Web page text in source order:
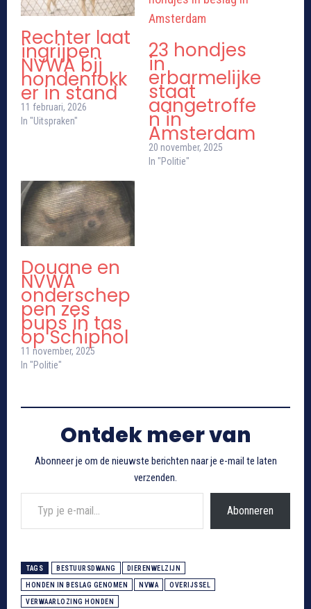
Rechter laat
ingrijpen
NVWA bij
hondenfokk
er in stand
11 februari, 2026
In "Uitspraken"
23 hondjes
in
erbarmelijke
staat
aangetroffe
n in
Amsterdam
20 november, 2025
In "Politie"
Douane en
NVWA
onderschep
pen zes
pups in tas
op Schiphol
11 november, 2025
In "Politie"
Ontdek meer van
Abonneer je om de nieuwste berichten naar je e-mail te laten
verzenden.
Typ je e-mail...
Abonneren
TAGS BESTUURSDWANG DIERENWELZIJN
HONDEN IN BESLAG GENOMEN NVWA OVERIJSSEL
VERWAARLOZING HONDEN